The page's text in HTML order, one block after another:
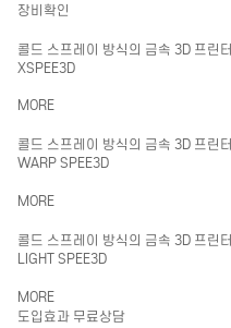
장비확인
콜드 스프레이 방식의 금속 3D 프린터
XSPEE3D
MORE
콜드 스프레이 방식의 금속 3D 프린터
WARP SPEE3D
MORE
콜드 스프레이 방식의 금속 3D 프린터
LIGHT SPEE3D
MORE
도입효과 무료상담